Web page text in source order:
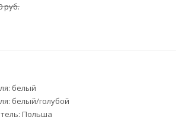
руб.
белый
белый/голубой
Польша